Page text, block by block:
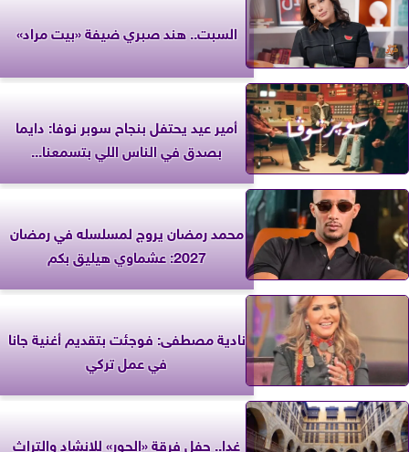
السبت.. هند صبري ضيفة «بيت مراد»
أمير عيد يحتفل بنجاح سوبر نوفا: دايما
بصدق في الناس اللي بتسمعنا...
محمد رمضان يروج لمسلسله في رمضان
2027: عشماوي هيليق بكم
نادية مصطفى: فوجئت بتقديم أغنية جانا
في عمل تركي
غدا.. حفل فرقة «الحور» للإنشاد والتراث